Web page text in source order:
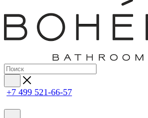
+7 499 521-66-57